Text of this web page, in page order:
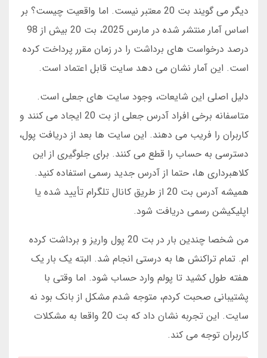
دیگر می گویند بت 20 معتبر نیست. اما واقعیت چیست؟ بر
اساس آمار منتشر شده در مارس 2025، بت 20 بیش از 98
درصد درخواست های برداشت را در زمان مقرر پرداخت کرده
است. این آمار نشان می دهد سایت قابل اعتماد است.
دلیل اصلی این شایعات، وجود سایت های جعلی است.
متاسفانه برخی افراد آدرس جعلی از بت 20 ایجاد می کنند و
کاربران را فریب می دهند. این سایت ها بعد از دریافت پول،
دسترسی به حساب را قطع می کنند. برای جلوگیری از این
کلاهبرداری ها، حتما از آدرس جدید رسمی استفاده کنید.
همیشه آدرس بت 20 از طریق کانال تلگرام تأیید شده یا
اپلیکیشن رسمی دریافت شود.
من شخصا چندین بار در بت 20 پول واریز و برداشت کرده
ام. تمام تراکنش ها به درستی انجام شد. البته یک بار یک
هفته طول کشید تا پولم وارد حساب شود. اما وقتی با
پشتیبانی صحبت کردم، متوجه شدم مشکل از بانک بود نه
سایت. این تجربه نشان داد که بت 20 واقعا به مشکلات
کاربران توجه می کند.